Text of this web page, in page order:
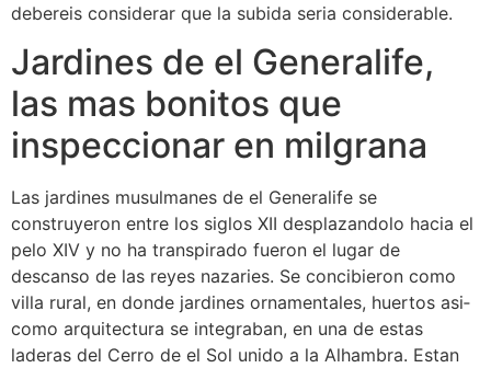
debereis considerar que la subida seri­a considerable.
Jardines de el Generalife,
las mas bonitos que
inspeccionar en milgrana
Las jardines musulmanes de el Generalife se
construyeron entre los siglos XII desplazandolo hacia el
pelo XIV y no ha transpirado fueron el lugar de
descanso de las reyes nazaries. Se concibieron como
villa rural, en donde jardines ornamentales, huertos asi­
como arquitectura se integraban, en una de estas
laderas del Cerro de el Sol unido a la Alhambra. Estan